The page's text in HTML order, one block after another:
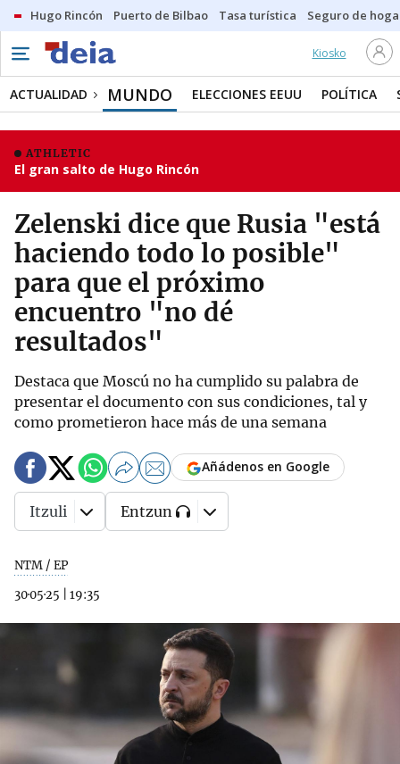
Hugo Rincón Puerto de Bilbao Tasa turística Seguro de
Kiosko
ACTUALIDAD MUNDO ELECCIONES EEUU POLÍTICA
ATHLETIC
El gran salto de Hugo Rincón
Zelenski dice que Rusia "está
haciendo todo lo posible"
para que el próximo
encuentro "no dé
resultados"
Destaca que Moscú no ha cumplido su palabra de
presentar el documento con sus condiciones, tal y
como prometieron hace más de una semana
NTM / EP
30·05·25
19:35
Añádenos en Google
Itzuli Entzun